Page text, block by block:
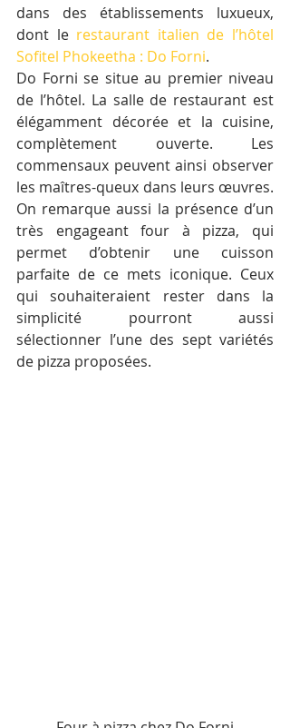
dans des établissements luxueux,
dont le restaurant italien de l’hôtel
Sofitel Phokeetha : Do Forni.
Do Forni se situe au premier niveau
de l’hôtel. La salle de restaurant est
élégamment décorée et la cuisine,
complètement ouverte. Les
commensaux peuvent ainsi observer
les maîtres-queux dans leurs œuvres.
On remarque aussi la présence d’un
très engageant four à pizza, qui
permet d’obtenir une cuisson
parfaite de ce mets iconique. Ceux
qui souhaiteraient rester dans la
simplicité pourront aussi
sélectionner l’une des sept variétés
de pizza proposées.